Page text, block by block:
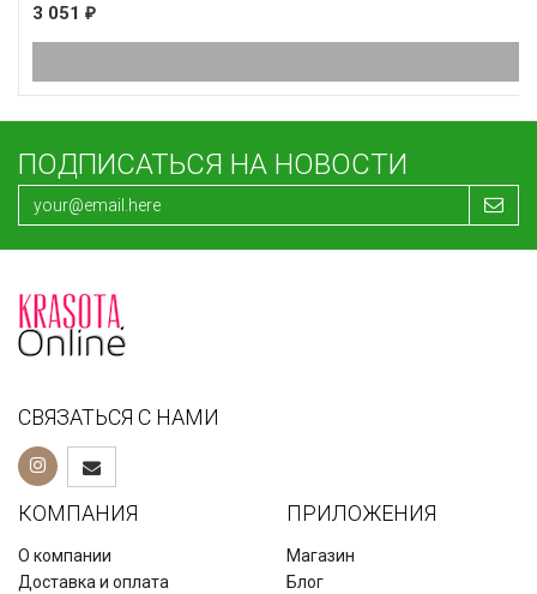
3 051 ₽
1 770₽
ПОДПИСАТЬСЯ НА НОВОСТИ
СВЯЗАТЬСЯ С НАМИ
КОМПАНИЯ
О компании
Доставка и оплата
ПРИЛОЖЕНИЯ
Магазин
Блог